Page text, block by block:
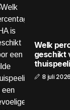
Welk
geschikt
huid8 juli 2026